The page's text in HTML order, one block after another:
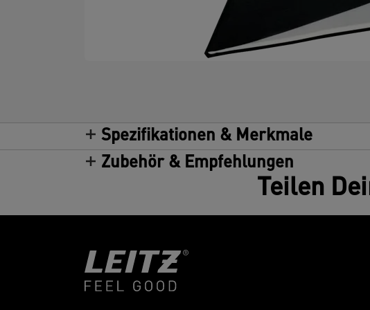
Spezifikationen & Merkmale
Zubehör & Empfehlungen
Teilen